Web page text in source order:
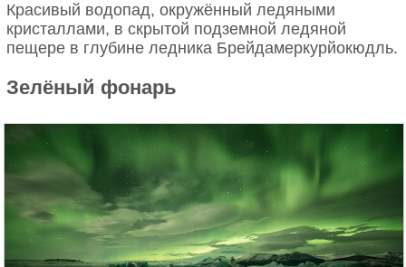
Красивый водопад, окружённый ледяными
кристаллами, в скрытой подземной ледяной
пещере в глубине ледника Брейдамеркурйокюдль.
Зелёный фонарь